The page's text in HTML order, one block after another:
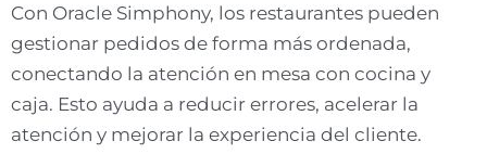
Con Oracle Simphony, los restaurantes pueden
gestionar pedidos de forma más ordenada,
conectando la atención en mesa con cocina y
caja. Esto ayuda a reducir errores, acelerar la
atención y mejorar la experiencia del cliente.